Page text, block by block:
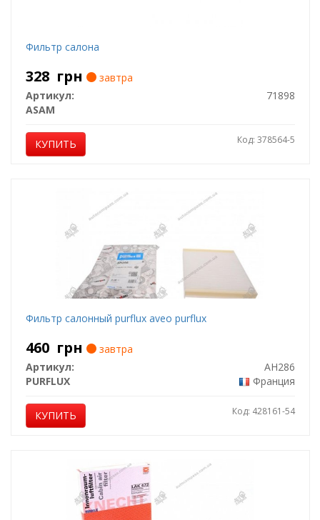
Фильтр салона
328 грн
завтра
Артикул:
71898
ASAM
КУПИТЬ Код: 378564-5
Фильтр салонный purflux aveo purflux
460 грн
завтра
Артикул:
AH286
PURFLUX
Франция
КУПИТЬ Код: 428161-54